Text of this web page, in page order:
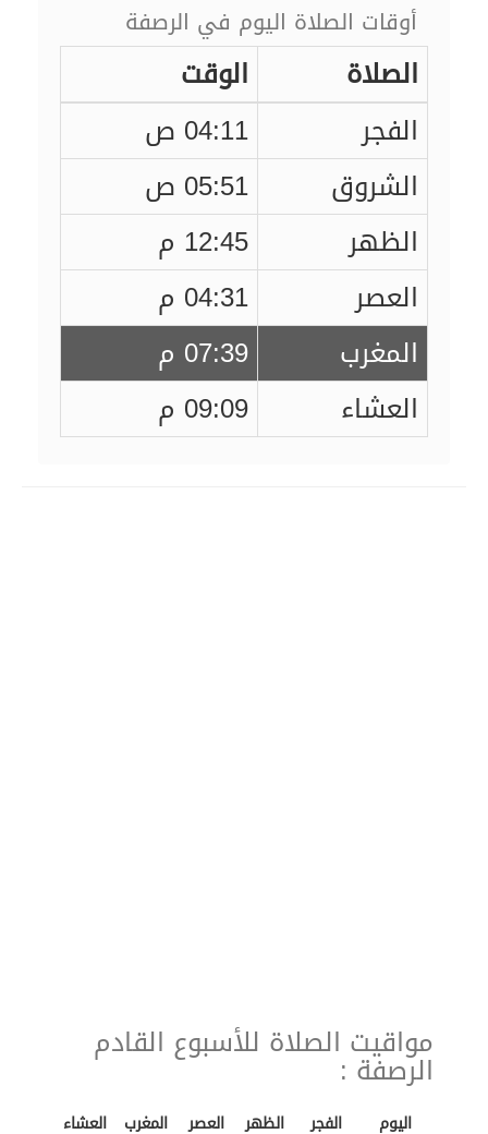
أوقات الصلاة اليوم في الرصفة
الصلاة
الوقت
الفجر
04:11 ص
الشروق
05:51 ص
الظهر
12:45 م
العصر
04:31 م
المغرب
07:39 م
العشاء
09:09 م
مواقيت الصلاة للأسبوع القادم
الرصفة :
اليوم الفجر الظهر العصر المغرب العشاء